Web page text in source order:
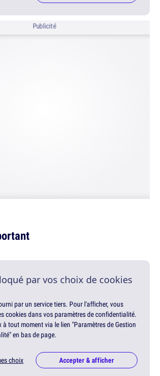
Publicité
par vos choix de cookies
par un service tiers. Pour l'afficher, vous
cookies dans vos paramètres de confidentialité.
à tout moment via le lien "Paramètres de Gestion
en bas de page.
choix Accepter & afficher